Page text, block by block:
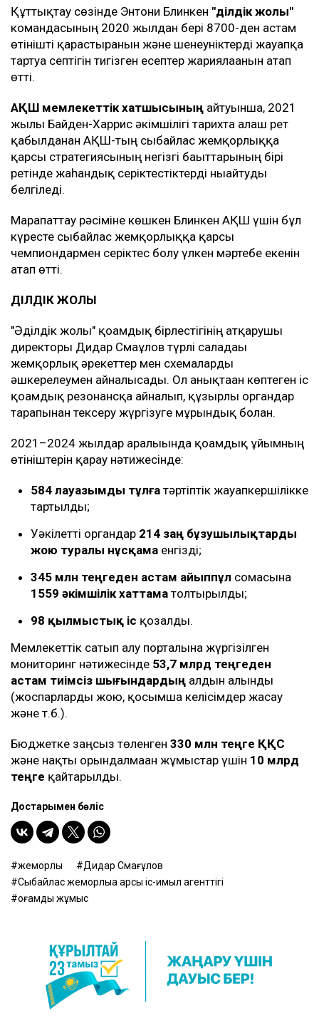
Құттықтау сөзінде Энтони Блинкен "Әділдік жолы"
командасының 2020 жылдан бері 8700-ден астам
өтінішті қарастырғанын және шенеуніктерді жауапқа
тартуға септігін тигізген есептер жариялағанын атап
өтті.
АҚШ мемлекеттік хатшысының айтуынша, 2021
жылы Байден-Харрис әкімшілігі тарихта алғаш рет
қабылданған АҚШ-тың сыбайлас жемқорлыққа
қарсы стратегиясының негізгі бағыттарының бірі
ретінде жаһандық серіктестіктерді нығайтуды
белгіледі.
Марапаттау рәсіміне көшкен Блинкен АҚШ үшін бұл
күресте сыбайлас жемқорлыққа қарсы
чемпиондармен серіктес болу үлкен мәртебе екенін
атап өтті.
ӘДІЛДІК ЖОЛЫ
"Әділдік жолы" қоғамдық бірлестігінің атқарушы
директоры Дидар Смағұлов түрлі саладағы
жемқорлық әрекеттер мен схемаларды
әшкерелеумен айналысады. Ол анықтаған көптеген іс
қоғамдық резонансқа айналып, құзырлы органдар
тарапынан тексеру жүргізуге мұрындық болған.
2021–2024 жылдар аралығында қоғамдық ұйымның
өтініштерін қарау нәтижесінде:
584 лауазымды тұлға тәртіптік жауапкершілікке
тартылды;
Уәкілетті органдар 214 заң бұзушылықтарды
жою туралы нұсқама енгізді;
345 млн теңгеден астам айыппұл сомасына
1559 әкімшілік хаттама толтырылды;
98 қылмыстық іс қозғалды.
Мемлекеттік сатып алу порталына жүргізілген
мониторинг нәтижесінде 53,7 млрд теңгеден
астам тиімсіз шығындардың алдын алынды
(жоспарларды жою, қосымша келісімдер жасау
және т.б.).
Бюджетке заңсыз төленген 330 млн теңге ҚҚС
және нақты орындалмаған жұмыстар үшін 10 млрд
теңге қайтарылды.
Достарыңмен бөліс
жемқорлық
Дидар Смағұлов
Сыбайлас жемқорлыққа қарсы іс-қимыл агенттігі
қоғамдық жұмыс